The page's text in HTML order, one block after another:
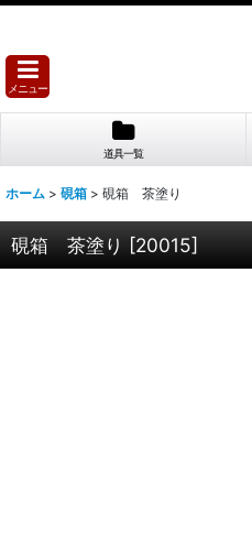
メニュー
道具一覧
ホーム > 硯箱 > 硯箱 茶塗り
硯箱 茶塗り [20015]